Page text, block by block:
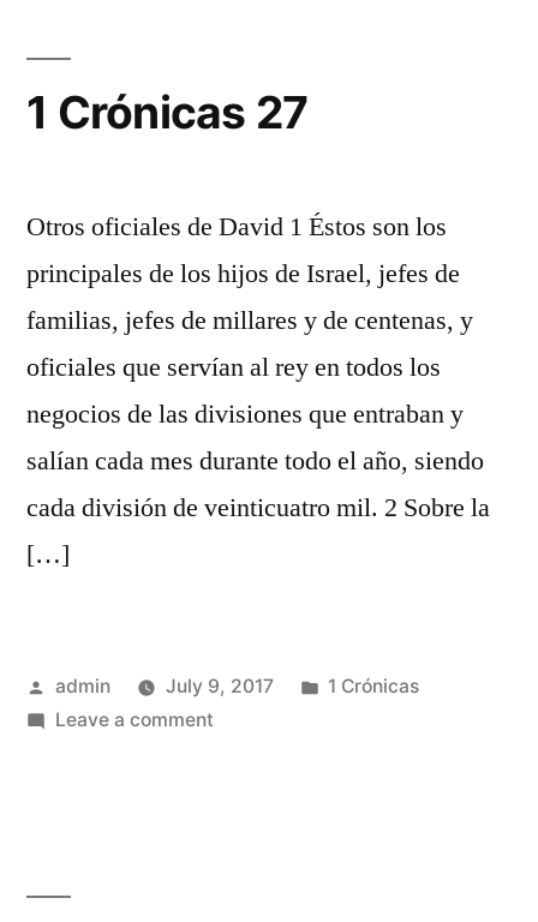
1 Crónicas 27
Otros oficiales de David 1 Éstos son los
principales de los hijos de Israel, jefes de
familias, jefes de millares y de centenas, y
oficiales que servían al rey en todos los
negocios de las divisiones que entraban y
salían cada mes durante todo el año, siendo
cada división de veinticuatro mil. 2 Sobre la
[…]
Posted
by
admin July 9, 2017
Posted
1 Crónicas
Leave a commenton